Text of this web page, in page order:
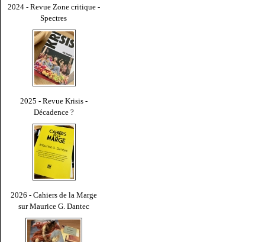
2024 - Revue Zone critique -
Spectres
2025 - Revue Krisis -
Décadence ?
2026 - Cahiers de la Marge
sur Maurice G. Dantec